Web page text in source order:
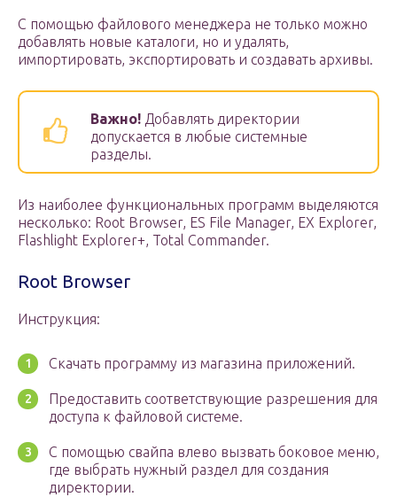
С помощью файлового менеджера не только можно
добавлять новые каталоги, но и удалять,
импортировать, экспортировать и создавать архивы.
Важно! Добавлять директории
допускается в любые системные
разделы.
Из наиболее функциональных программ выделяются
несколько: Root Browser, ES File Manager, EX Explorer,
Flashlight Explorer+, Total Commander.
Root Browser
Инструкция:
Скачать программу из магазина приложений.
Предоставить соответствующие разрешения для
доступа к файловой системе.
С помощью свайпа влево вызвать боковое меню,
где выбрать нужный раздел для создания
директории.